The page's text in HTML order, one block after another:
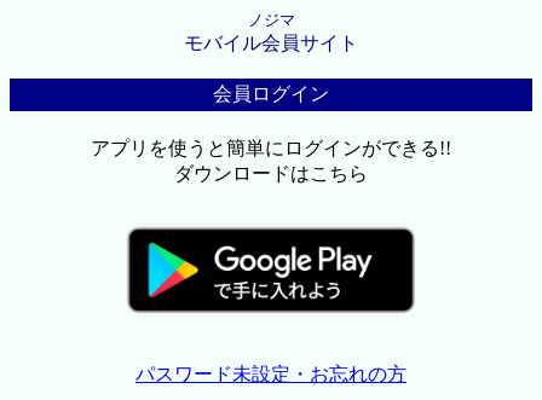
ノジマ
モバイル会員サイト
会員ログイン
アプリを使うと簡単にログインができる!!
ダウンロードはこちら
パスワード未設定・お忘れの方